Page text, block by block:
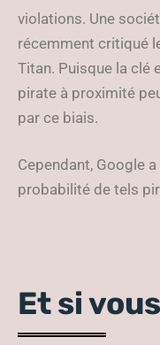
violations. Une
récemment critiqué
Titan. Puisque la clé
pirate à proximité
par ce biais.
Cependant, Google
probabilité de tels
Et si